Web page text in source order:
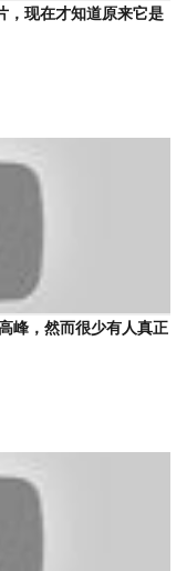
，现在才知道原来它是
峰，然而很少有人真正